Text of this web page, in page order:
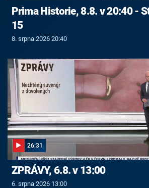
Prima Historie, 8.8. v 20:40 -
15
8. srpna 2026 20:40
26:31
ZPRÁVY, 6.8. v 13:00
6. srpna 2026 13:00